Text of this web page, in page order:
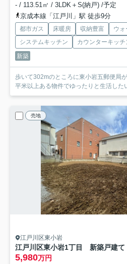
- / 113.51㎡ / 3LDK＋S(納戸) /予定
京成本線「江戸川」駅 徒歩9分
都市ガス 床暖房 収納豊富
ウォ
システムキッチン
カウンターキッチ
新築
歩いて302mのところに東小岩五郵便局
平米以上ある物件でゆったりと生活した
売地
江戸川区東小岩
江戸川区東小岩1丁目 新築戸建て
5,980万円